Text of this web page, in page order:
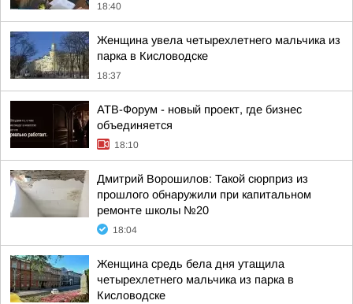
18:40
Женщина увела четырехлетнего мальчика из
парка в Кисловодске
18:37
АТВ-Форум - новый проект, где бизнес
объединяется
18:10
Дмитрий Ворошилов: Такой сюрприз из
прошлого обнаружили при капитальном
ремонте школы №20
18:04
Женщина средь бела дня утащила
четырехлетнего мальчика из парка в
Кисловодске